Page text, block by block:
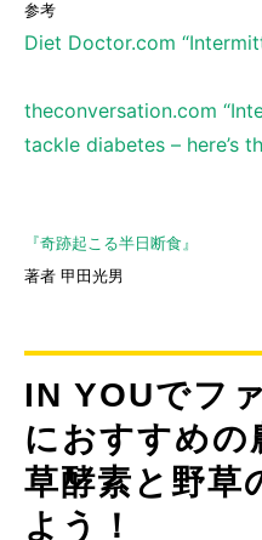
参考
Diet Doctor.com
theconversation.com
tackle diabetes – here’s
『奇跡起こる半日断食』
著者 甲田光男
IN YOUでフ
におすすめの
草酵素と野草
よう！